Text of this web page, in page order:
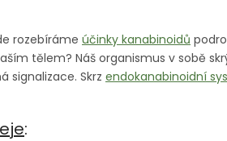
rozebíráme účinky kanabinoidů
tělem? Náš organismus v sobě
signalizace. Skrz endokanabinoidní
: